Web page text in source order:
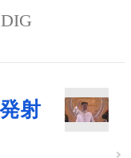
射